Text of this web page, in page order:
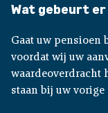
Wat gebeurt er
Gaat uw pensioen
voordat wij uw
waardeoverdracht
staan bij uw